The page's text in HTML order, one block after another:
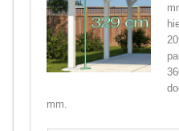
mm.